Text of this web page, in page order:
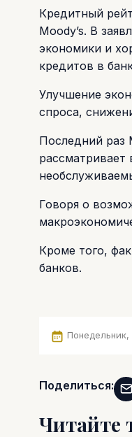
Кредитный
Moody’s. В
экономики и
кредитов в
Улучшение
спроса,
Последний раз
Говоря о
Кроме того,
банков.
Поделиться:
Читайте